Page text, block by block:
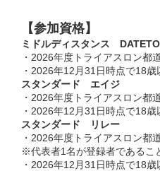
【参加資格】
ミドルディスタンス
・2026年度トライアスロン都
・2026年12月31日時点で18歳
スタンダード エイジ
・2026年度トライアスロン都
・2026年12月31日時点で18歳
スタンダード リレー
・2026年度トライアスロン都
※代表者1名が登録者であるこ
・2026年12月31日時点で18歳